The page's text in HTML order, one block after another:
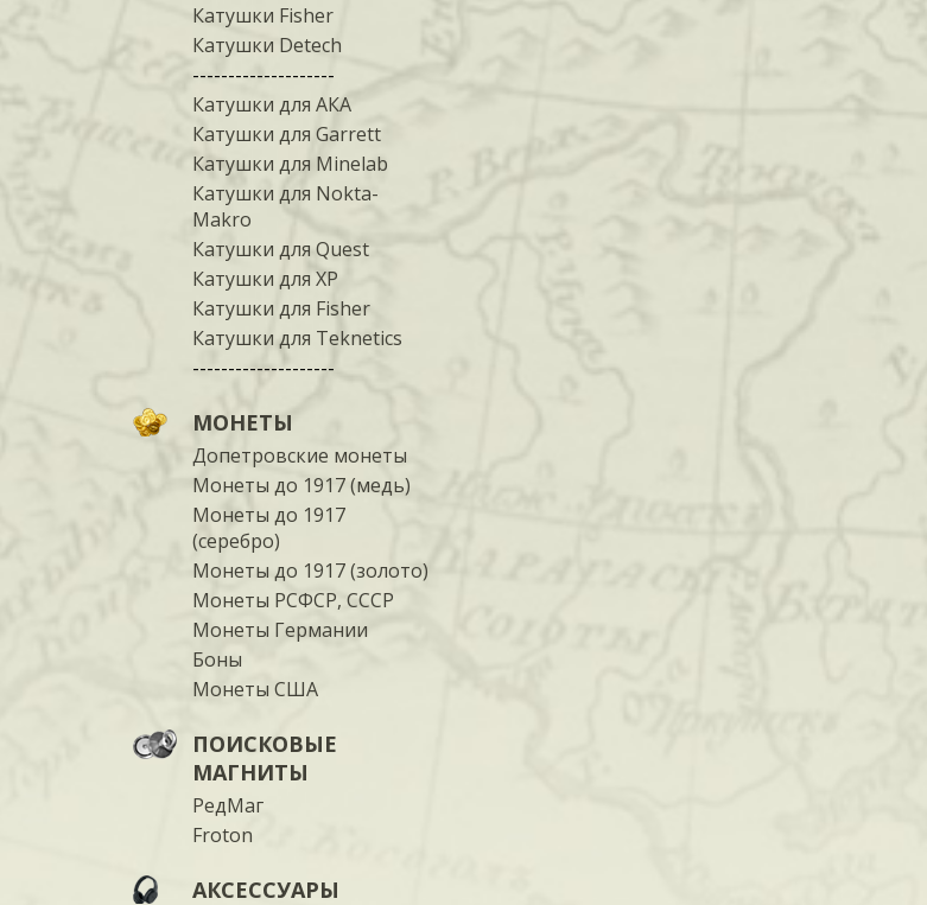
Катушки Fisher
Катушки Detech
--------------------
Катушки для АКА
Катушки для Garrett
Катушки для Minelab
Катушки для Nokta-
Makro
Катушки для Quest
Катушки для XP
Катушки для Fisher
Катушки для Teknetics
--------------------
МОНЕТЫ
Допетровские монеты
Монеты до 1917 (медь)
Монеты до 1917
(серебро)
Монеты до 1917 (золото)
Монеты РСФСР, СССР
Монеты Германии
Боны
Монеты США
ПОИСКОВЫЕ
МАГНИТЫ
РедМаг
Froton
АКСЕССУАРЫ